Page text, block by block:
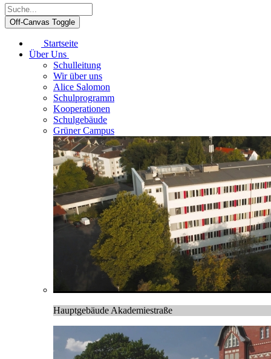
Off-Canvas Toggle
Startseite
Über Uns
Schulleitung
Wir über uns
Alice Salomon
Schulprogramm
Kooperationen
Schulgebäude
Grüner Campus
Hauptgebäude Akademiestraße